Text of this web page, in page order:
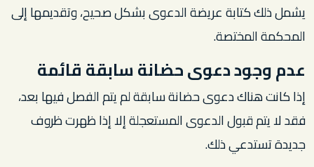
يشمل ذلك كتابة عريضة الدعوى بشكل صحيح، وتقديمها إلى
المحكمة المختصة.
عدم وجود دعوى حضانة سابقة قائمة
إذا كانت هناك دعوى حضانة سابقة لم يتم الفصل فيها بعد،
فقد لا يتم قبول الدعوى المستعجلة إلا إذا ظهرت ظروف
جديدة تستدعي ذلك.